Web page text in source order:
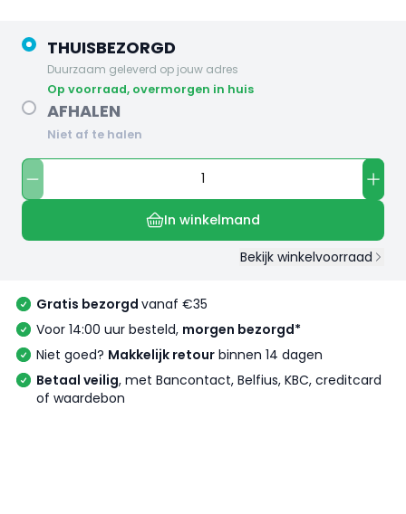
THUISBEZORGD
Duurzaam geleverd op jouw adres
op voorraad, overmorgen in huis
AFHALEN
Niet af te halen
In winkelmand
Bekijk winkelvoorraad
Gratis bezorgd vanaf €35
Voor 14:00 uur besteld, morgen bezorgd*
Niet goed? Makkelijk retour binnen 14 dagen
Betaal veilig, met Bancontact, Belfius, KBC, creditcard
of waardebon